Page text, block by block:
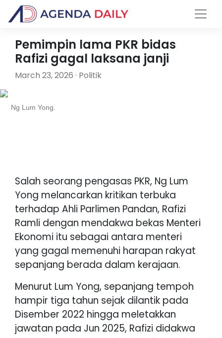
Pemimpin lama PKR bidas
Rafizi gagal laksana janji
March 23, 2026 · Politik
Ng Lum Yong.
Salah seorang pengasas PKR, Ng Lum
Yong melancarkan kritikan terbuka
terhadap Ahli Parlimen Pandan, Rafizi
Ramli dengan mendakwa bekas Menteri
Ekonomi itu sebagai antara menteri
yang gagal memenuhi harapan rakyat
sepanjang berada dalam kerajaan.
Menurut Lum Yong, sepanjang tempoh
hampir tiga tahun sejak dilantik pada
Disember 2022 hingga meletakkan
jawatan pada Jun 2025, Rafizi didakwa